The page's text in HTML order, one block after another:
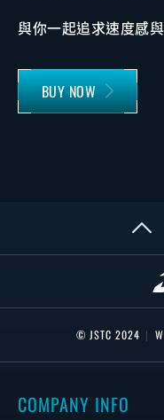
與你一起追求速度感
BUY NOW
© JSTC 2024 |
COMPANY INFO